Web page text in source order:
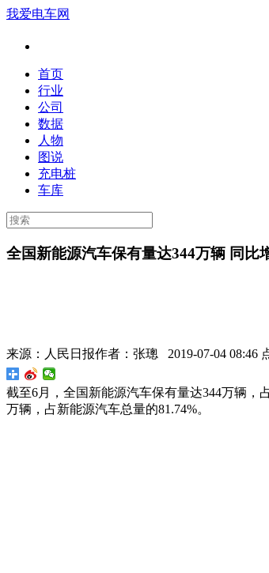
我爱电车网
首页
行业
公司
数据
人物
图说
充电桩
车库
全国新能源汽车保有量达344万辆 同比
来源： 人民日报作者： 张璁 2019-07-04 08:46
截至6月，全国新能源汽车保有量达344万辆，
万辆，占新能源汽车总量的81.74%。